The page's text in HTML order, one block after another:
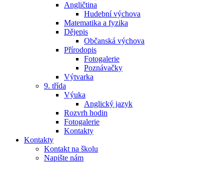
Angličtina
Hudební výchova
Matematika a fyzika
Dějepis
Občanská výchova
Přírodopis
Fotogalerie
Poznávačky
Výtvarka
9. třída
Výuka
Anglický jazyk
Rozvrh hodin
Fotogalerie
Kontakty
Kontakty
Kontakt na školu
Napište nám